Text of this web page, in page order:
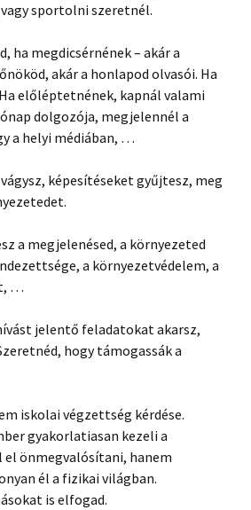
sportolni szeretnél.
ha megdicsérnének – akár a
akár a honlapod olvasói. Ha
előléptetnének, kapnál valami
dolgozója, megjelennél a
a helyi médiában, …
képesítéseket gyűjtesz, meg
a megjelenésed, a környezeted
a környezetvédelem, a
…
jelentő feladatokat akarsz,
hogy támogassák a
iskolai végzettség kérdése.
gyakorlatiasan kezeli a
el önmegvalósítani, hanem
él a fizikai világban.
is elfogad.